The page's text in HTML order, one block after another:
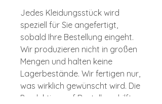
Jedes Kleidungsstück wird
speziell für Sie angefertigt,
sobald Ihre Bestellung eingeht.
Wir produzieren nicht in großen
Mengen und halten keine
Lagerbestände. Wir fertigen nur,
was wirklich gewünscht wird. Die
Produktion auf Bestellung hilft,